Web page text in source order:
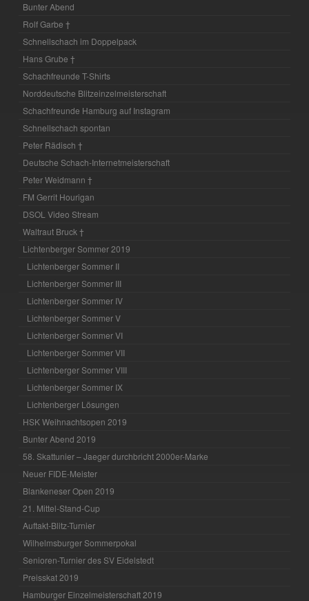
Bunter Abend
Rolf Garbe †
Schnellschach im Doppelpack
Hans Grube †
Schachfreunde T-Shirts
Norddeutsche Blitzeinzelmeisterschaft
Schachfreunde Hamburg auf Instagram
Schnellschach spontan
Peter Rädisch †
Deutsche Schach-Internetmeisterschaft
Peter Weidmann †
FM Gerrit Hourigan
DSOL Video Stream
Waltraut Bruck †
Lichtenberger Sommer 2019
Lichtenberger Sommer II
Lichtenberger Sommer III
Lichtenberger Sommer IV
Lichtenberger Sommer V
Lichtenberger Sommer VI
Lichtenberger Sommer VII
Lichtenberger Sommer VIII
Lichtenberger Sommer IX
Lichtenberger Lösungen
HSK Weihnachtsopen 2019
Bunter Abend 2019
58. Skattunier – Jaeger durchbricht 2000er-Marke
Neuer FIDE-Meister
Blankeneser Open 2019
21. Mittel-Stand-Cup
Auftakt-Blitz-Turnier
Wilhelmsburger Sommerpokal
Senioren-Turnier des SV Eidelstedt
Preisskat 2019
Hamburger Einzelmeisterschaft 2019